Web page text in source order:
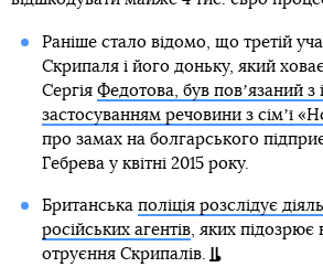
Раніше стало відомо, що третій
Скрипаля і його доньку, який
Сергія Федотова, був повʼязаний з
застосуванням речовини з сімʼї
про замах на болгарського
Гебрева у квітні 2015 року.
Британська поліція розслідує
російських агентів, яких підозрює
отруєння Скрипалів.